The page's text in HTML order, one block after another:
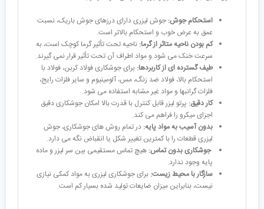
استحکام جوش: جوش لیزری دارای درزهای جوش باریک، نسبت
عمق به عرض خوب و استحکام بالاتر است.
کم بودن ناحیه متاثر از گرما: ناحیه تحت تأثیر گرما کوچک است، به
سرعت خنک می شود و مواد اطراف آن تحت تأثیر قرار نمی گیرند.
طیف گسترده ای از کاربردها: برای جوشکاری فولاد کربن، فولاد با
استحکام بالا، فولاد ضد زنگ، مس، آلومینیوم و سایر فلزات رایج،
فلزات گرانبها و مواد غیر مشابه استفاده می شود.
کار دقیق: پرتو لیزر قابل کنترل با قدرت بالا امکان جوشکاری دقیق
اجزای میکرو را فراهم می کند.
بدون آسیب به مواد پایه: در تمام روش های جوشکاری، جوش
لیزری قطعات را با کمترین تغییر شکل یا انقباض نگه می دارد.
جوشکاری بدون تماس: هیچ تماس مستقیمی بین سر لیزر و ماده
پایه وجود ندارد.
سازگار با محیط زیست: برای جوشکاری لیزری به مواد کمکی نیازی
نیست، بنابراین میزان ضایعات تولید شده بسیار کم است.